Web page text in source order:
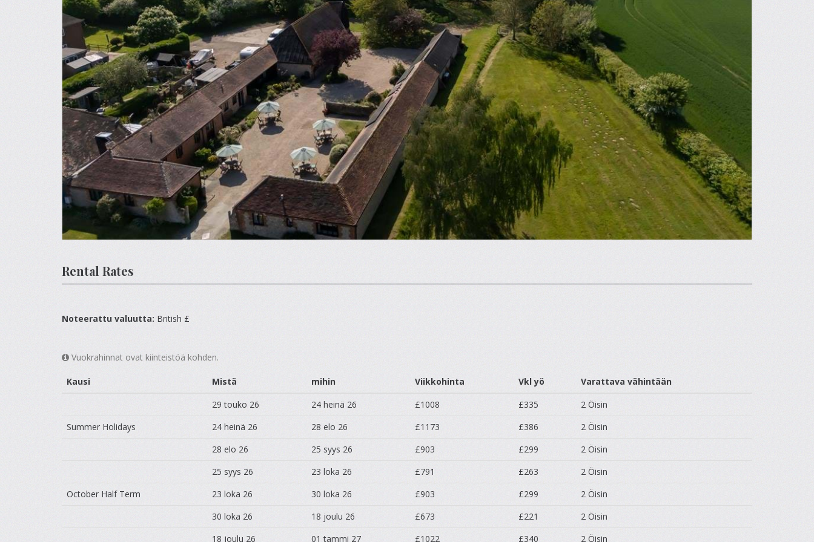
Rental Rates
Noteerattu valuutta: British £
Vuokrahinnat ovat kiinteistöä kohden.
Kausi Mistä mihin Viikkohinta Vkl yö
Varattava vähintään
29 touko 26
24 heinä 26 £1008 £335
2 Öisin
Summer Holidays
24 heinä 26 28 elo 26 £1173 £386
2 Öisin
28 elo 26
25 syys 26 £903 £299
2 Öisin
25 syys 26
23 loka 26 £791 £263
2 Öisin
October Half Term
23 loka 26 30 loka 26 £903 £299
2 Öisin
30 loka 26
18 joulu 26 £673 £221
2 Öisin
18 joulu 26
01 tammi 27 £1022 £340 2 Öisin